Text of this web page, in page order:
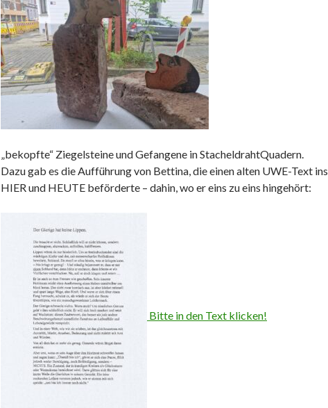
„bekopfte“ Ziegelsteine und Gefangene in StacheldrahtQuadern.
Dazu gab es die Aufführung von Bettina, die einen alten UWE-Text ins
HIER und HEUTE beförderte – dahin, wo er eins zu eins hingehört:
Bitte in den Text klicken!